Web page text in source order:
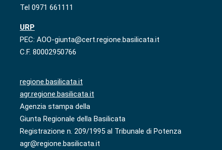
Tel 0971 661111
URP
PEC: AOO-giunta@cert.regione.basilicata.it
C.F. 80002950766
regione.basilicata.it
agr.regione.basilicata.it
Agenzia stampa della
Giunta Regionale della Basilicata
Registrazione n. 209/1995 al Tribunale di Potenza
agr@regione.basilicata.it